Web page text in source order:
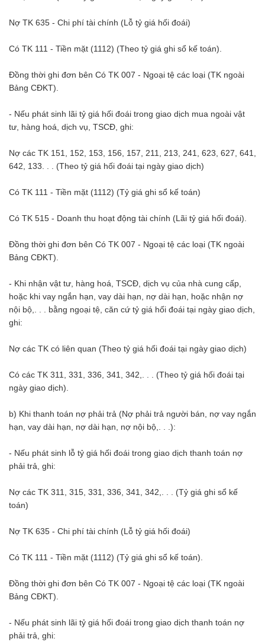
Nợ TK 635 - Chi phí tài chính (Lỗ tỷ giá hối đoái)
Có TK 111 - Tiền mặt (1112) (Theo tỷ giá ghi sổ kế toán).
Đồng thời ghi đơn bên Có TK 007 - Ngoại tệ các loại (TK ngoài
Bảng CĐKT).
- Nếu phát sinh lãi tỷ giá hối đoái trong giao dịch mua ngoài vật
tư, hàng hoá, dịch vụ, TSCĐ, ghi:
Nợ các TK 151, 152, 153, 156, 157, 211, 213, 241, 623, 627, 641,
642, 133. . . (Theo tỷ giá hối đoái tại ngày giao dịch)
Có TK 111 - Tiền mặt (1112) (Tỷ giá ghi sổ kế toán)
Có TK 515 - Doanh thu hoạt động tài chính (Lãi tỷ giá hối đoái).
Đồng thời ghi đơn bên Có TK 007 - Ngoại tệ các loại (TK ngoài
Bảng CĐKT).
- Khi nhận vật tư, hàng hoá, TSCĐ, dịch vụ của nhà cung cấp,
hoặc khi vay ngắn hạn, vay dài hạn, nợ dài hạn, hoặc nhận nợ
nội bộ,. . . bằng ngoại tệ, căn cứ tỷ giá hối đoái tại ngày giao dịch,
ghi:
Nợ các TK có liên quan (Theo tỷ giá hối đoái tại ngày giao dịch)
Có các TK 311, 331, 336, 341, 342,. . . (Theo tỷ giá hối đoái tại
ngày giao dịch).
b) Khi thanh toán nợ phải trả (Nợ phải trả người bán, nợ vay ngắn
hạn, vay dài hạn, nợ dài hạn, nợ nội bộ,. . .):
- Nếu phát sinh lỗ tỷ giá hối đoái trong giao dịch thanh toán nợ
phải trả, ghi:
Nợ các TK 311, 315, 331, 336, 341, 342,. . . (Tỷ giá ghi sổ kế
toán)
Nợ TK 635 - Chi phí tài chính (Lỗ tỷ giá hối đoái)
Có TK 111 - Tiền mặt (1112) (Tỷ giá ghi sổ kế toán).
Đồng thời ghi đơn bên Có TK 007 - Ngoại tệ các loại (TK ngoài
Bảng CĐKT).
- Nếu phát sinh lãi tỷ giá hối đoái trong giao dịch thanh toán nợ
phải trả, ghi: